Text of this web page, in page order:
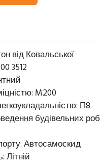
від Ковальської
3512
M200
П8
будівельних
Автосамоскид
Літній